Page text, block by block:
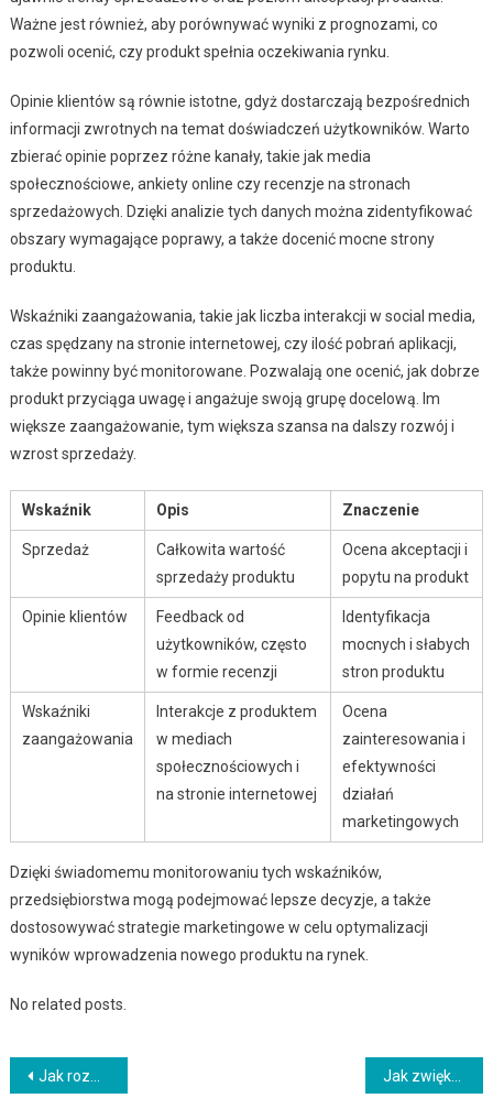
Ważne jest również, aby porównywać wyniki z prognozami, co
pozwoli ocenić, czy produkt spełnia oczekiwania rynku.
Opinie klientów są równie istotne, gdyż dostarczają bezpośrednich
informacji zwrotnych na temat doświadczeń użytkowników. Warto
zbierać opinie poprzez różne kanały, takie jak media
społecznościowe, ankiety online czy recenzje na stronach
sprzedażowych. Dzięki analizie tych danych można zidentyfikować
obszary wymagające poprawy, a także docenić mocne strony
produktu.
Wskaźniki zaangażowania, takie jak liczba interakcji w social media,
czas spędzany na stronie internetowej, czy ilość pobrań aplikacji,
także powinny być monitorowane. Pozwalają one ocenić, jak dobrze
produkt przyciąga uwagę i angażuje swoją grupę docelową. Im
większe zaangażowanie, tym większa szansa na dalszy rozwój i
wzrost sprzedaży.
Wskaźnik Opis Znaczenie
Sprzedaż
Całkowita wartość
sprzedaży produktu
Ocena akceptacji i
popytu na produkt
Opinie klientów
Feedback od
użytkowników, często
w formie recenzji
Identyfikacja
mocnych i słabych
stron produktu
Wskaźniki
zaangażowania
Interakcje z produktem
w mediach
społecznościowych i
na stronie internetowej
Ocena
zainteresowania i
efektywności
działań
marketingowych
Dzięki świadomemu monitorowaniu tych wskaźników,
przedsiębiorstwa mogą podejmować lepsze decyzje, a także
dostosowywać strategie marketingowe w celu optymalizacji
wyników wprowadzenia nowego produktu na rynek.
No related posts.
Nawigacja
Jak rozwinąć umiejętności przywódcze i motywować zespół? Jak zwiększyć efektywność procesów biznesowych?